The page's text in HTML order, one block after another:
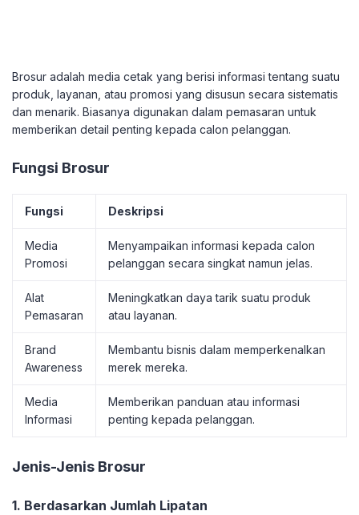
Brosur adalah media cetak yang berisi informasi tentang suatu
produk, layanan, atau promosi yang disusun secara sistematis
dan menarik. Biasanya digunakan dalam pemasaran untuk
memberikan detail penting kepada calon pelanggan.
Fungsi Brosur
Fungsi Deskripsi
Media
Promosi
Menyampaikan informasi kepada calon
pelanggan secara singkat namun jelas.
Alat
Pemasaran
Meningkatkan daya tarik suatu produk
atau layanan.
Brand
Awareness
Membantu bisnis dalam memperkenalkan
merek mereka.
Media
Informasi
Memberikan panduan atau informasi
penting kepada pelanggan.
Jenis-Jenis Brosur
1. Berdasarkan Jumlah Lipatan